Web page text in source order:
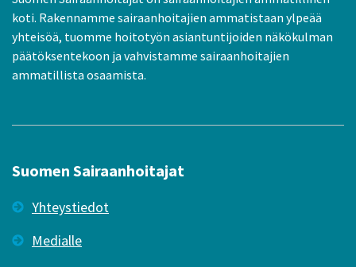
koti. Rakennamme sairaanhoitajien ammatistaan ylpeää
yhteisöä, tuomme hoitotyön asiantuntijoiden näkökulman
päätöksentekoon ja vahvistamme sairaanhoitajien
ammatillista osaamista.
Suomen Sairaanhoitajat
Yhteystiedot
Medialle